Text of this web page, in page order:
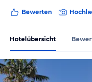
Bewerten
Hotelübersicht